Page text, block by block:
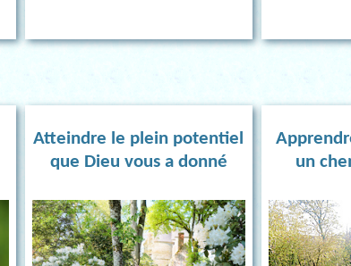
Atteindre le plein potentiel
que Dieu vous a donné
un